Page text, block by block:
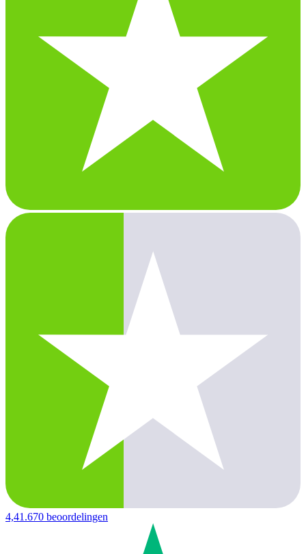
4,41.670 beoordelingen